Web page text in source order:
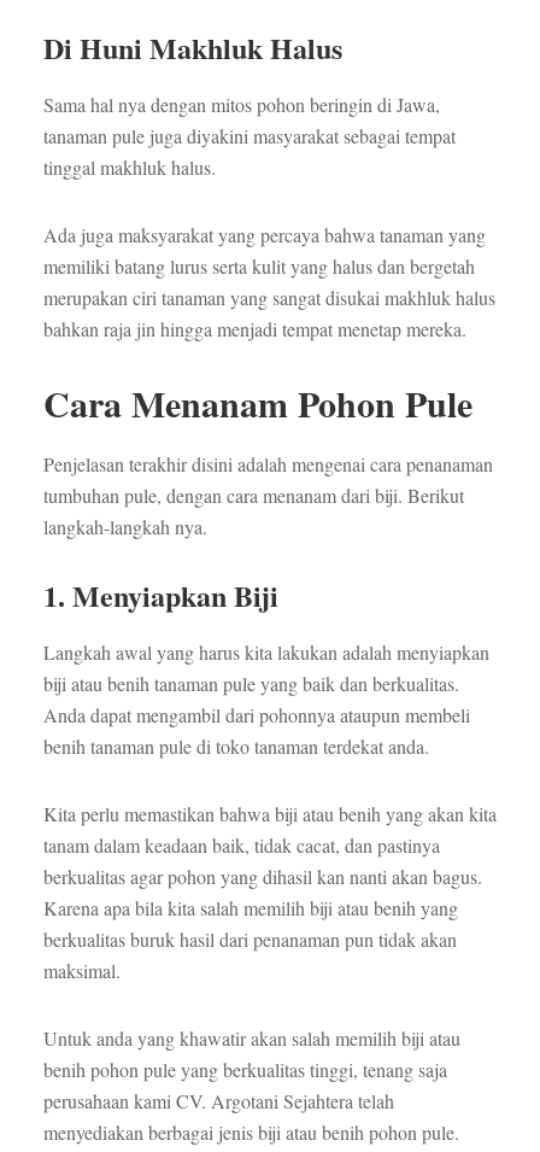
Di Huni Makhluk Halus
Sama hal nya dengan mitos pohon beringin di Jawa,
tanaman pule juga diyakini masyarakat sebagai tempat
tinggal makhluk halus.
Ada juga maksyarakat yang percaya bahwa tanaman yang
memiliki batang lurus serta kulit yang halus dan bergetah
merupakan ciri tanaman yang sangat disukai makhluk halus
bahkan raja jin hingga menjadi tempat menetap mereka.
Cara Menanam Pohon Pule
Penjelasan terakhir disini adalah mengenai cara penanaman
tumbuhan pule, dengan cara menanam dari biji. Berikut
langkah-langkah nya.
1. Menyiapkan Biji
Langkah awal yang harus kita lakukan adalah menyiapkan
biji atau benih tanaman pule yang baik dan berkualitas.
Anda dapat mengambil dari pohonnya ataupun membeli
benih tanaman pule di toko tanaman terdekat anda.
Kita perlu memastikan bahwa biji atau benih yang akan kita
tanam dalam keadaan baik, tidak cacat, dan pastinya
berkualitas agar pohon yang dihasil kan nanti akan bagus.
Karena apa bila kita salah memilih biji atau benih yang
berkualitas buruk hasil dari penanaman pun tidak akan
maksimal.
Untuk anda yang khawatir akan salah memilih biji atau
benih pohon pule yang berkualitas tinggi, tenang saja
perusahaan kami CV. Argotani Sejahtera telah
menyediakan berbagai jenis biji atau benih pohon pule.